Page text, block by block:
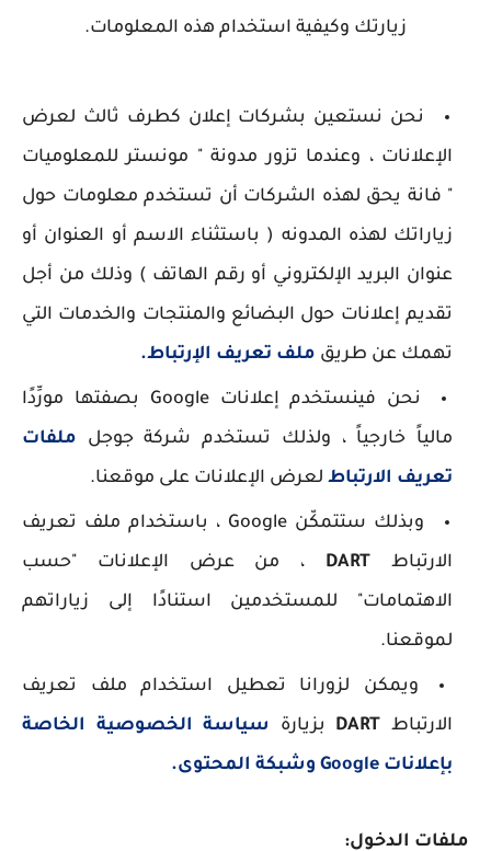
زيارتك وكيفية استخدام هذه المعلومات.
نحن نستعين بشركات إعلان كطرف ثالث لعرض
الإعلانات ، وعندما تزور مدونة " مونستر للمعلوميات
" فانة يحق لهذه الشركات أن تستخدم معلومات حول
زياراتك لهذه المدونه ( باستثناء الاسم أو العنوان أو
عنوان البريد الإلكتروني أو رقم الهاتف ) وذلك من أجل
تقديم إعلانات حول البضائع والمنتجات والخدمات التي
تهمك عن طريق ملف تعريف الإرتباط.
نحن فينستخدم إعلانات Google بصفتها مورِّدًا
مالياً خارجياً ، ولذلك تستخدم شركة جوجل ملفات
تعريف الارتباط لعرض الإعلانات على موقعنا.
وبذلك ستتمكّن Google ، باستخدام ملف تعريف
الارتباط DART ، من عرض الإعلانات "حسب
الاهتمامات" للمستخدمين استنادًا إلى زياراتهم
لموقعنا.
ويمكن لزورانا تعطيل استخدام ملف تعريف
الارتباط DART بزيارة
سياسة الخصوصية الخاصة
بإعلانات Google وشبكة المحتوى.
ملفات الدخول: